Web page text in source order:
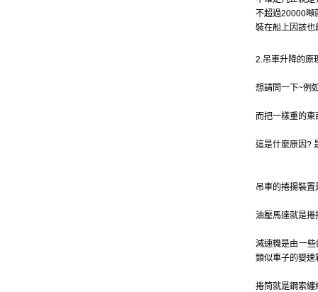
不超過20000噸
裝在船上因該也
2.吊車升降的原
想請問一下~例
而把一樣重的
這是什麼原因?
吊車的捲揚裝
油壓馬達就是捲
減速機是由一
類似車子的變速
捲筒就是鋼索纏